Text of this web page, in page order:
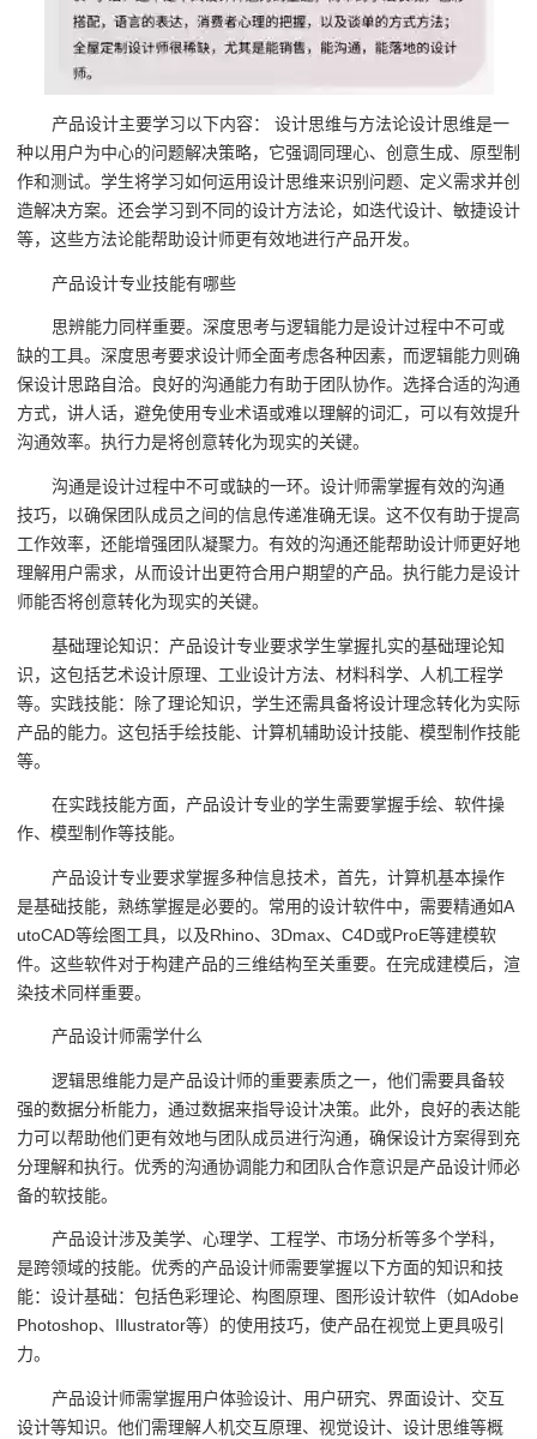
产品设计主要学习以下内容： 设计思维与方法论设计思维是一
种以用户为中心的问题解决策略，它强调同理心、创意生成、原型制
作和测试。学生将学习如何运用设计思维来识别问题、定义需求并创
造解决方案。还会学习到不同的设计方法论，如迭代设计、敏捷设计
等，这些方法论能帮助设计师更有效地进行产品开发。
产品设计专业技能有哪些
思辨能力同样重要。深度思考与逻辑能力是设计过程中不可或
缺的工具。深度思考要求设计师全面考虑各种因素，而逻辑能力则确
保设计思路自洽。良好的沟通能力有助于团队协作。选择合适的沟通
方式，讲人话，避免使用专业术语或难以理解的词汇，可以有效提升
沟通效率。执行力是将创意转化为现实的关键。
沟通是设计过程中不可或缺的一环。设计师需掌握有效的沟通
技巧，以确保团队成员之间的信息传递准确无误。这不仅有助于提高
工作效率，还能增强团队凝聚力。有效的沟通还能帮助设计师更好地
理解用户需求，从而设计出更符合用户期望的产品。执行能力是设计
师能否将创意转化为现实的关键。
基础理论知识：产品设计专业要求学生掌握扎实的基础理论知
识，这包括艺术设计原理、工业设计方法、材料科学、人机工程学
等。实践技能：除了理论知识，学生还需具备将设计理念转化为实际
产品的能力。这包括手绘技能、计算机辅助设计技能、模型制作技能
等。
在实践技能方面，产品设计专业的学生需要掌握手绘、软件操
作、模型制作等技能。
产品设计专业要求掌握多种信息技术，首先，计算机基本操作
是基础技能，熟练掌握是必要的。常用的设计软件中，需要精通如A
utoCAD等绘图工具，以及Rhino、3Dmax、C4D或ProE等建模软
件。这些软件对于构建产品的三维结构至关重要。在完成建模后，渲
染技术同样重要。
产品设计师需学什么
逻辑思维能力是产品设计师的重要素质之一，他们需要具备较
强的数据分析能力，通过数据来指导设计决策。此外，良好的表达能
力可以帮助他们更有效地与团队成员进行沟通，确保设计方案得到充
分理解和执行。优秀的沟通协调能力和团队合作意识是产品设计师必
备的软技能。
产品设计涉及美学、心理学、工程学、市场分析等多个学科，
是跨领域的技能。优秀的产品设计师需要掌握以下方面的知识和技
能：设计基础：包括色彩理论、构图原理、图形设计软件（如Adobe
Photoshop、Illustrator等）的使用技巧，使产品在视觉上更具吸引
力。
产品设计师需掌握用户体验设计、用户研究、界面设计、交互
设计等知识。他们需理解人机交互原理、视觉设计、设计思维等概